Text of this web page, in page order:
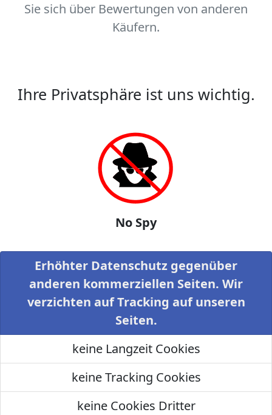
Sie sich über Bewertungen von anderen
Käufern.
Ihre Privatsphäre ist uns wichtig.
No Spy
Erhöhter Datenschutz gegenüber
anderen kommerziellen Seiten. Wir
verzichten auf Tracking auf unseren
Seiten.
keine Langzeit Cookies
keine Tracking Cookies
keine Cookies Dritter